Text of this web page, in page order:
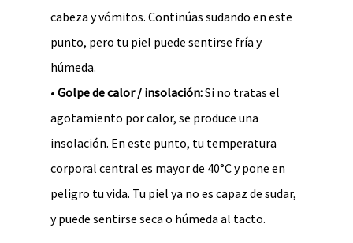
cabeza y vómitos. Continúas sudando en este
punto, pero tu piel puede sentirse fría y
húmeda.
• Golpe de calor / insolación:Si no tratas el
agotamiento por calor, se produce una
insolación. En este punto, tu temperatura
corporal central es mayor de 40°C y pone en
peligro tu vida. Tu piel ya no es capaz de sudar,
y puede sentirse seca o húmeda al tacto.